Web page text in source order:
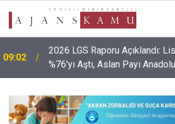
09:02
2026 LGS Raporu Açıklandı:
%76'yı Aştı, Aslan Payı
Liselerinin!